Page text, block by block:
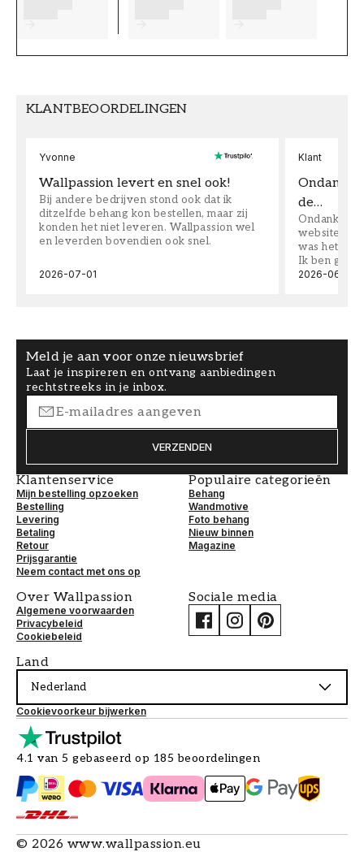
KLANTBEOORDELINGEN
Yvonne
Wallpassion levert en snel ook!
Bij andere bedrijven stond ook dat ik
ditzelfde behang kon bestellen, maar zij
konden het niet leveren. Wallpassion wel
en leverden bovendien ook snel.
2026-07-01
Klant
Ondanks
de…
Ondanks
website
was het
Ik ben
2026-06-08
Meld je aan voor onze nieuwsbrief
Laat je inspireren en ontvang aanbiedingen
rechtstreeks in je inbox.
VERZENDEN
Klantenservice
Mijn bestelling opzoeken
Bestelling
Levering
Betaling
Retour
Prijsgarantie
Neem contact met ons op
Populaire categorieën
Behang
Wandmotive
Foto behang
Nieuw binnen
Magazine
Over Wallpassion
Algemene voorwaarden
Privacybeleid
Cookiebeleid
Sociale media
Land
Nederland
Cookievoorkeur bijwerken
4.1 van 5 gebaseerd op 185 beoordelingen
© 2026 www.wallpassion.eu